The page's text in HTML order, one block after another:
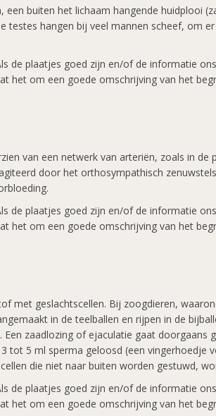
buiten het lichaam hangende huidplooi
testes hangen bij veel mannen scheef, om
de plaatjes goed zijn en/of de informatie
het om een goede omschrijving van het
van een netwerk van arteriën, zoals in de
door het orthosympathisch
de plaatjes goed zijn en/of de informatie
het om een goede omschrijving van het
met geslachtscellen. Bij zoogdieren,
in de teelballen en rijpen in de
zaadlozing of ejaculatie gaat
tot 5 ml sperma geloosd (een
die niet naar buiten worden gestuwd,
de plaatjes goed zijn en/of de informatie
het om een goede omschrijving van het